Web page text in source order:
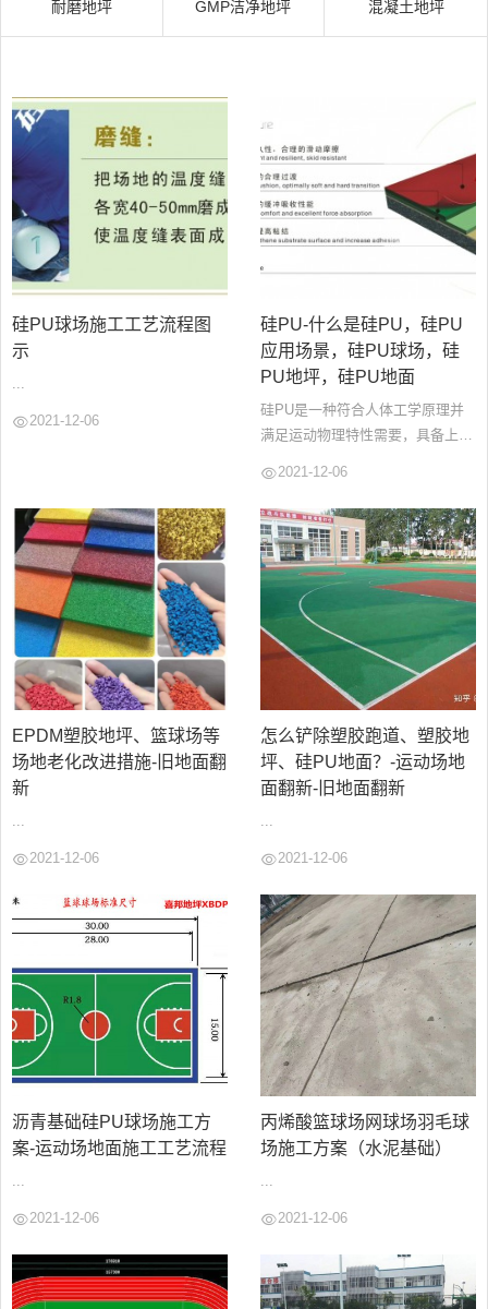
耐磨地坪 GMP洁净地坪 混凝土地坪
硅PU球场施工工艺流程图
示
...
2021-12-06
硅PU-什么是硅PU，硅PU
应用场景，硅PU球场，硅
PU地坪，硅PU地面
硅PU是一种符合人体工学原理并
满足运动物理特性需要，具备上硬
成球场面层材料系统，以单组份有
机硅改性聚氨酯...
2021-12-06
EPDM塑胶地坪、篮球场等
场地老化改进措施-旧地面翻
新
...
2021-12-06
怎么铲除塑胶跑道、塑胶地
坪、硅PU地面？-运动场地
面翻新-旧地面翻新
...
2021-12-06
沥青基础硅PU球场施工方
案-运动场地面施工工艺流程
...
2021-12-06
丙烯酸篮球场网球场羽毛球
场施工方案（水泥基础）
...
2021-12-06